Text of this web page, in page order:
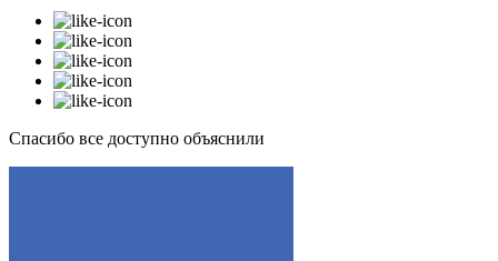
Спасибо все доступно объяснили